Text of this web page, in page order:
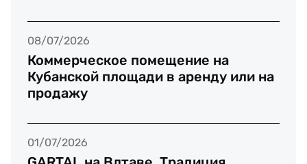
08/07/2026
Коммерческое помещение на
Кубанской площади в аренду или на
продажу
01/07/2026